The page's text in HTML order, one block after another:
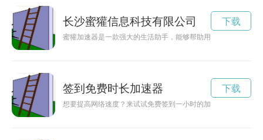
长沙蜜獾信息科技有限公司
蜜獾加速器是一款强大的生活助手，能够帮助用户提升工作和
下载
签到免费时长加速器
想要提高网络速度？来试试免费签到一小时的加速器吧！只需
下载